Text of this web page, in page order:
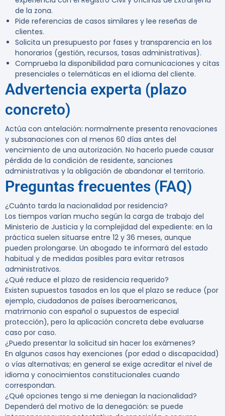
de la zona.
Pide referencias de casos similares y lee reseñas de
clientes.
Solicita un presupuesto por fases y transparencia en los
honorarios (gestión, recursos, tasas administrativas).
Comprueba la disponibilidad para comunicaciones y citas
presenciales o telemáticas en el idioma del cliente.
Advertencia experta (plazo
concreto)
Actúa con antelación: normalmente presenta renovaciones
y subsanaciones con al menos 60 días antes del
vencimiento de una autorización. No hacerlo puede causar
pérdida de la condición de residente, sanciones
administrativas y la obligación de abandonar el territorio.
Preguntas frecuentes (FAQ)
¿Cuánto tarda la nacionalidad por residencia?
Los tiempos varían mucho según la carga de trabajo del
Ministerio de Justicia y la complejidad del expediente: en la
práctica suelen situarse entre 12 y 36 meses, aunque
pueden prolongarse. Un abogado te informará del estado
habitual y de medidas posibles para evitar retrasos
administrativos.
¿Qué reduce el plazo de residencia requerido?
Existen supuestos tasados en los que el plazo se reduce (por
ejemplo, ciudadanos de países iberoamericanos,
matrimonio con español o supuestos de especial
protección), pero la aplicación concreta debe evaluarse
caso por caso.
¿Puedo presentar la solicitud sin hacer los exámenes?
En algunos casos hay exenciones (por edad o discapacidad)
o vías alternativas; en general se exige acreditar el nivel de
idioma y conocimientos constitucionales cuando
correspondan.
¿Qué opciones tengo si me deniegan la nacionalidad?
Dependerá del motivo de la denegación: se puede